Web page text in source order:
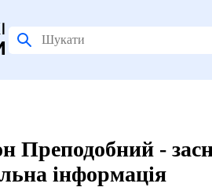
Преподобний -
інформація